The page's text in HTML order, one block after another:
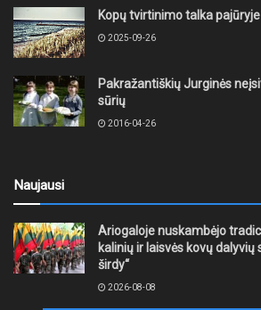
Kopų tvirtinimo talka pajūryje
2025-09-26
Pakražantiškių Jurginės
sūrių
2016-04-26
Naujausi
Ariogaloje nuskambėjo
kalinių ir laisvės kovų dalyvių
širdy“
2026-08-08